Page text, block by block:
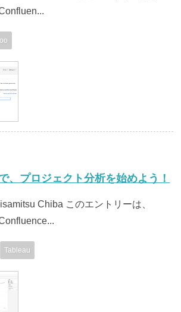
、プロジェクト分析を始めよう！
Chiba このエントリーは、
Tableau